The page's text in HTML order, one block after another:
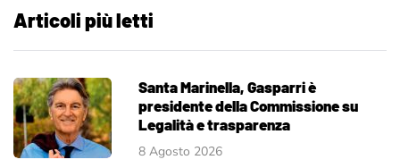
Articoli più letti
Santa Marinella, Gasparri è
presidente della Commissione su
Legalità e trasparenza
8 Agosto 2026